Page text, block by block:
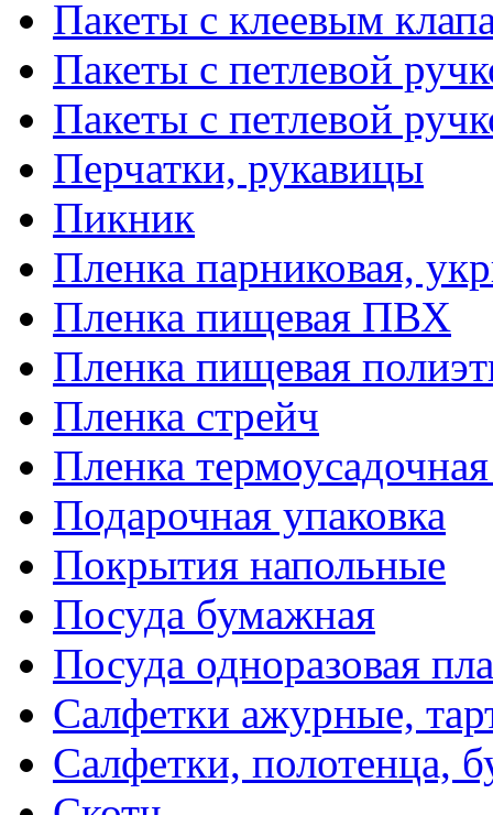
Пакеты с клеевым
Пакеты с петлевой
Пакеты с петлевой
Перчатки, рукавицы
Пикник
Пленка парниковая,
Пленка пищевая ПВХ
Пленка пищевая
Пленка стрейч
Пленка
Подарочная упаковка
Покрытия напольные
Посуда бумажная
Посуда одноразовая
Салфетки ажурные,
Салфетки, полотенца,